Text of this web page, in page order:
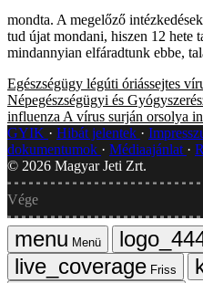
mondta. A megelőző
tud újat mondani, hiszen 12 hete
mindannyian elfáradtunk ebbe,
Egészségügy légúti óriássejtes
Népegészségügyi és
influenza A vírus surján orsolya
GYIK
Hibát jelentek
dokumentumok
Médiaajánlat
© 2026 Magyar Jeti Zrt.
Vége
Menü
Friss